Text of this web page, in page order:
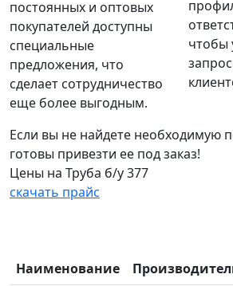
постоянных и оптовых
покупателей доступны
специальные
предложения, что
сделает сотрудничество
еще более выгодным.
чтобы
Если вы не найдете необходимую
готовы привезти ее под заказ!
Цены на Труба б/у 377
скачать прайс
Наименование